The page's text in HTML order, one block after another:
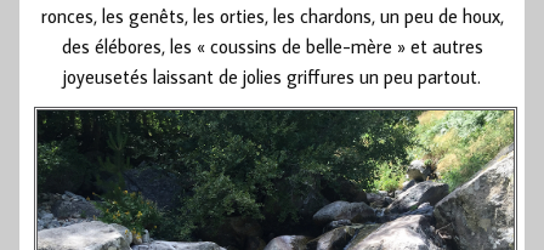
ronces, les genêts, les orties, les chardons, un peu de houx,
des élébores, les « coussins de belle-mère » et autres
joyeusetés laissant de jolies griffures un peu partout.